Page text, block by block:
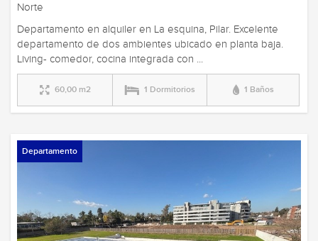
Norte
Departamento en alquiler en La esquina, Pilar. Excelente
departamento de dos ambientes ubicado en planta baja.
Living- comedor, cocina integrada con ...
60,00 m2 1 Dormitorios 1 Baños
Departamento